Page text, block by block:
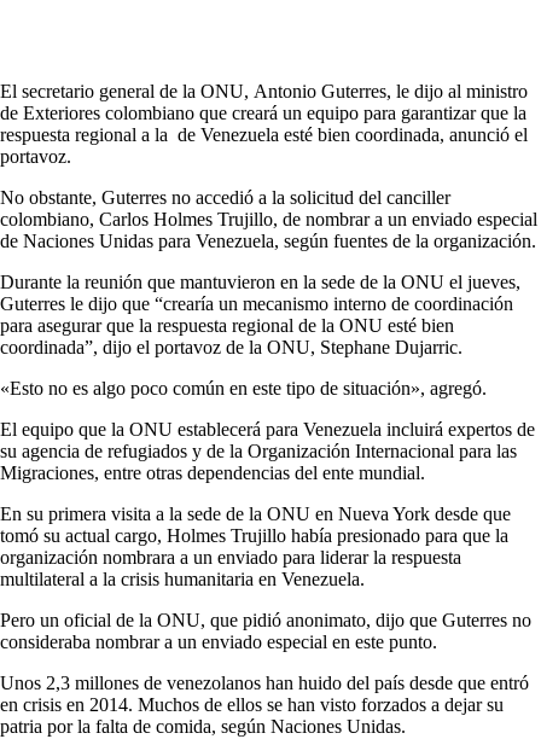
El secretario general de la ONU, Antonio Guterres, le dijo al ministro
de Exteriores colombiano que creará un equipo para garantizar que la
respuesta regional a la de Venezuela esté bien coordinada, anunció el
portavoz.
No obstante, Guterres no accedió a la solicitud del canciller
colombiano, Carlos Holmes Trujillo, de nombrar a un enviado especial
de Naciones Unidas para Venezuela, según fuentes de la organización.
Durante la reunión que mantuvieron en la sede de la ONU el jueves,
Guterres le dijo que “crearía un mecanismo interno de coordinación
para asegurar que la respuesta regional de la ONU esté bien
coordinada”, dijo el portavoz de la ONU, Stephane Dujarric.
«Esto no es algo poco común en este tipo de situación», agregó.
El equipo que la ONU establecerá para Venezuela incluirá expertos de
su agencia de refugiados y de la Organización Internacional para las
Migraciones, entre otras dependencias del ente mundial.
En su primera visita a la sede de la ONU en Nueva York desde que
tomó su actual cargo, Holmes Trujillo había presionado para que la
organización nombrara a un enviado para liderar la respuesta
multilateral a la crisis humanitaria en Venezuela.
Pero un oficial de la ONU, que pidió anonimato, dijo que Guterres no
consideraba nombrar a un enviado especial en este punto.
Unos 2,3 millones de venezolanos han huido del país desde que entró
en crisis en 2014. Muchos de ellos se han visto forzados a dejar su
patria por la falta de comida, según Naciones Unidas.